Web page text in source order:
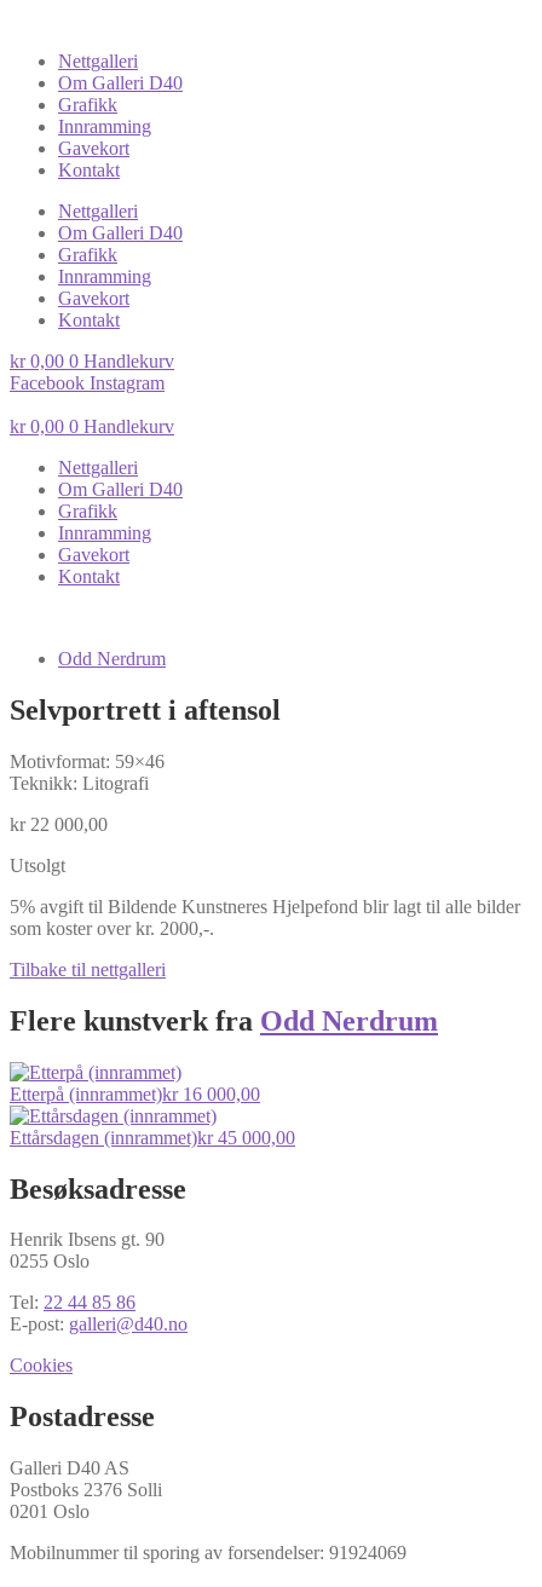
Nettgalleri
Om Galleri D40
Grafikk
Innramming
Gavekort
Kontakt
Nettgalleri
Om Galleri D40
Grafikk
Innramming
Gavekort
Kontakt
kr0,00 0 Handlekurv
Facebook Instagram
kr0,00 0 Handlekurv
Nettgalleri
Om Galleri D40
Grafikk
Innramming
Gavekort
Kontakt
Odd Nerdrum
Selvportrett i aftensol
Motivformat: 59×46
Teknikk: Litografi
kr22 000,00
Utsolgt
5% avgift til Bildende Kunstneres Hjelpefond blir lagt til alle bilder
som koster over kr. 2000,-.
Tilbake til nettgalleri
Flere kunstverk fra Odd Nerdrum
Etterpå (innrammet)kr16 000,00
Ettårsdagen (innrammet)kr45 000,00
Besøksadresse
Henrik Ibsens gt. 90
0255 Oslo
Tel: 22 44 85 86
E-post: galleri@d40.no
Cookies
Postadresse
Galleri D40 AS
Postboks 2376 Solli
0201 Oslo
Mobilnummer til sporing av forsendelser: 91924069